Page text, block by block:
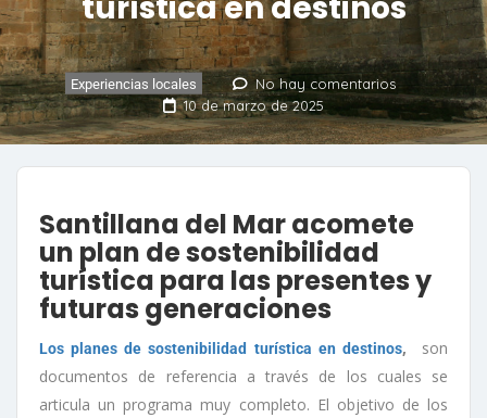
Experiencias locales
No hay comentarios
10 de marzo de 2025
Santillana del Mar acomete
un plan de sostenibilidad
turística para las presentes y
futuras generaciones
Los planes de sostenibilidad turística en destinos,
son
documentos de referencia a través de los cuales se
articula un programa muy completo. El objetivo de los